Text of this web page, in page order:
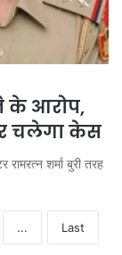
के आरोप,
चलेगा केस
शर्मा बुरी तरह
... Last